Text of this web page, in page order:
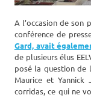
A l’occasion de son
conférence de
Gard, avait
de plusieurs élus
posé la question de
Maurice et
corridas, ce qui ne